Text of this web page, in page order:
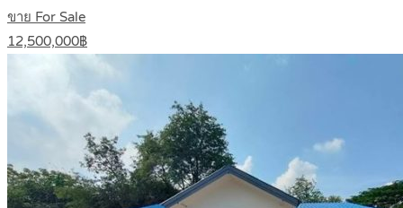
ขาย For Sale
12,500,000฿